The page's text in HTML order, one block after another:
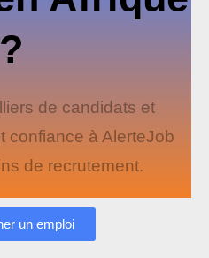
?
de candidats et
confiance à AlerteJob
de recrutement.
un emploi